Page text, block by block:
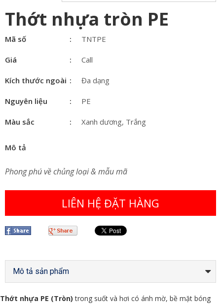
Thớt nhựa tròn PE
Mã số TNTPE
Giá Call
Kích thước ngoài Đa dạng
Nguyên liệu PE
Màu sắc Xanh dương, Trắng
Mô tả
Phong phú về chủng loại & mẫu mã
LIÊN HỆ ĐẶT HÀNG
Mô tả sản phẩm
Thớt nhựa PE (Tròn) trong suốt và hơi có ánh mờ, bề mặt bóng